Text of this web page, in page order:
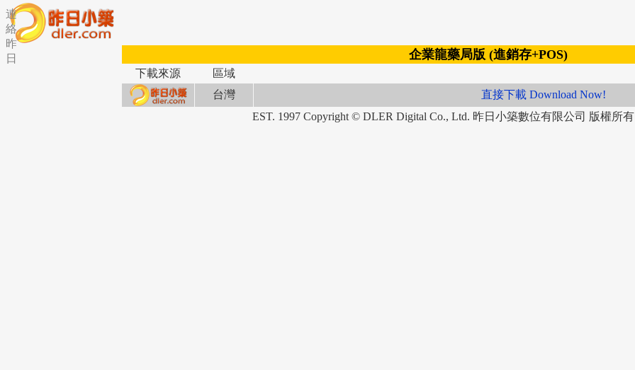
企業龍藥局版 (進銷存+POS)
下載來源
區域
台灣
直接下載 Download Now!
EST. 1997 Copyright © DLER Digital Co., Ltd. 昨日小築數位有限公司 版權所有
連
絡
昨
日